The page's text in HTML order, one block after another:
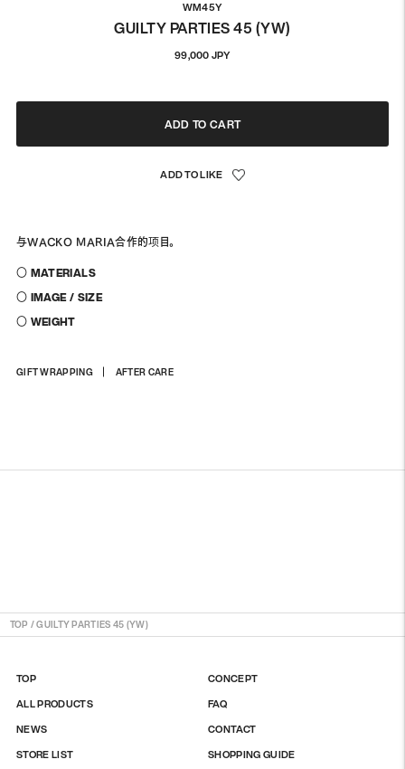
WM45Y
GUILTY PARTIES 45 (YW)
99,000 JPY通
格
ADD TO CART
与WACKO MARIA合作的项目。
〇 MATERIALS
〇 IMAGE / SIZE
〇 WEIGHT
GIFT WRAPPING AFTER CARE
商
TOP /GUILTY PARTIES 45 (YW)
TOP
ALL PRODUCTS
NEWS
STORE LIST
CONCEPT
FAQ
CONTACT
SHOPPING GUIDE